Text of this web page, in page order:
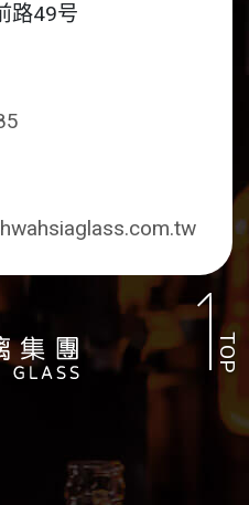
TOP
路49号